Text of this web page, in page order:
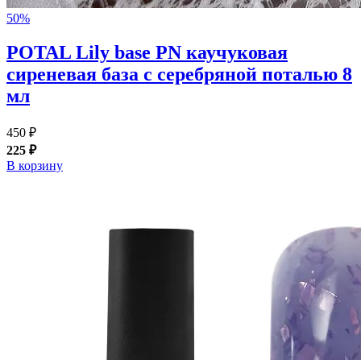
50%
POTAL Lily base PN каучуковая
сиреневая база с серебряной поталью 8
мл
450 ₽
225 ₽
В корзину